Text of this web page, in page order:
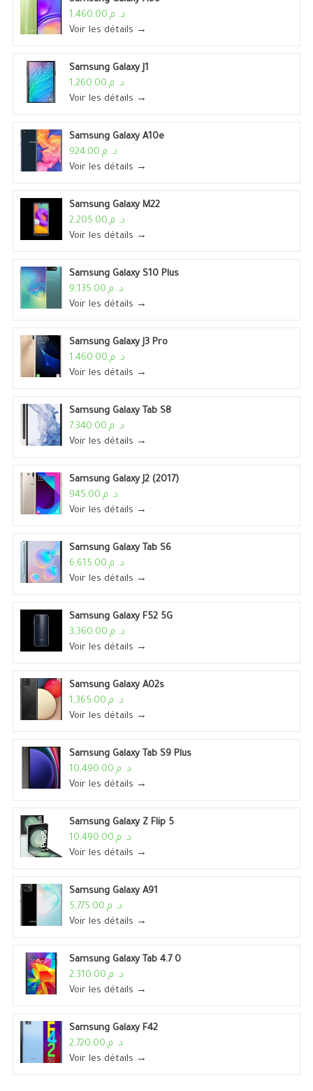
د. م.1,460.00
Voir les détails →
Samsung Galaxy J1
د. م.1,260.00
Voir les détails →
Samsung Galaxy A10e
د. م.924.00
Voir les détails →
Samsung Galaxy M22
د. م.2,205.00
Voir les détails →
Samsung Galaxy S10 Plus
د. م.9,135.00
Voir les détails →
Samsung Galaxy J3 Pro
د. م.1,460.00
Voir les détails →
Samsung Galaxy Tab S8
د. م.7,340.00
Voir les détails →
Samsung Galaxy J2 (2017)
د. م.945.00
Voir les détails →
Samsung Galaxy Tab S6
د. م.6,615.00
Voir les détails →
Samsung Galaxy F52 5G
د. م.3,360.00
Voir les détails →
Samsung Galaxy A02s
د. م.1,365.00
Voir les détails →
Samsung Galaxy Tab S9 Plus
د. م.10,490.00
Voir les détails →
Samsung Galaxy Z Flip 5
د. م.10,490.00
Voir les détails →
Samsung Galaxy A91
د. م.5,775.00
Voir les détails →
Samsung Galaxy Tab 4.7 0
د. م.2,310.00
Voir les détails →
Samsung Galaxy F42
د. م.2,720.00
Voir les détails →